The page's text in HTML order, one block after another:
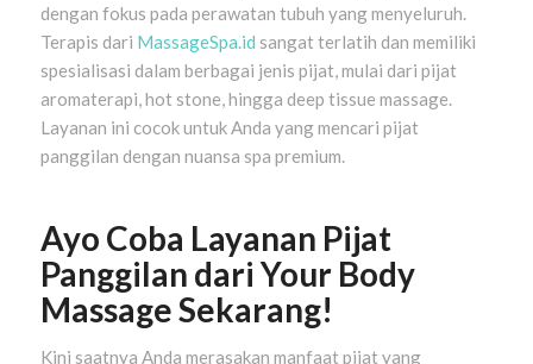
dengan fokus pada perawatan tubuh yang menyeluruh.
Terapis dari MassageSpa.id sangat terlatih dan memiliki
spesialisasi dalam berbagai jenis pijat, mulai dari pijat
aromaterapi, hot stone, hingga deep tissue massage.
Layanan ini cocok untuk Anda yang mencari pijat
panggilan dengan nuansa spa premium.
Ayo Coba Layanan Pijat
Panggilan dari Your Body
Massage Sekarang!
Kini saatnya Anda merasakan manfaat pijat yang